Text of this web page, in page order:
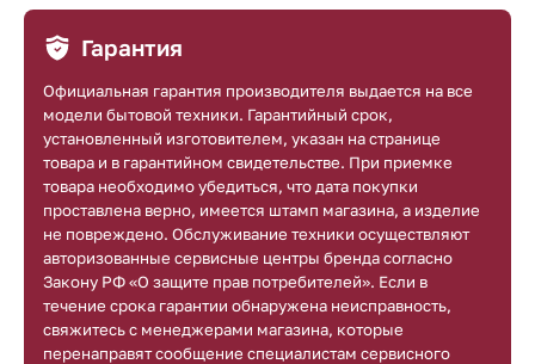
Гарантия
Официальная гарантия производителя выдается на все
модели бытовой техники. Гарантийный срок,
установленный изготовителем, указан на странице
товара и в гарантийном свидетельстве. При приемке
товара необходимо убедиться, что дата покупки
проставлена верно, имеется штамп магазина, а изделие
не повреждено. Обслуживание техники осуществляют
авторизованные сервисные центры бренда согласно
Закону РФ «О защите прав потребителей». Если в
течение срока гарантии обнаружена неисправность,
свяжитесь с менеджерами магазина, которые
перенаправят сообщение специалистам сервисного